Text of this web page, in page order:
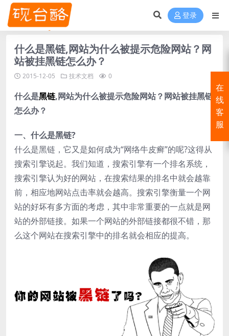
登录
什么是黑链,网站为什么被提示危险网站？网
站被挂黑链怎么办？
2015-12-05 技术文档 0
什么是黑链,网站为什么被提示危险网站？网站被挂黑链
怎么办？
一、什么是黑链?
什么是黑链，它又是如何成为“网络牛皮癣”的呢?这得从
搜索引擎说起。我们知道，搜索引擎有一个排名系统，
搜索引擎认为好的网站，在搜索结果的排名中就会越靠
前，相应地网站点击率就会越高。搜索引擎衡量一个网
站的好坏有多方面的考虑，其中非常重要的一点就是网
站的外部链接。如果一个网站的外部链接都很不错，那
么这个网站在搜索引擎中的排名就会相应的提高。
在
线
客
服